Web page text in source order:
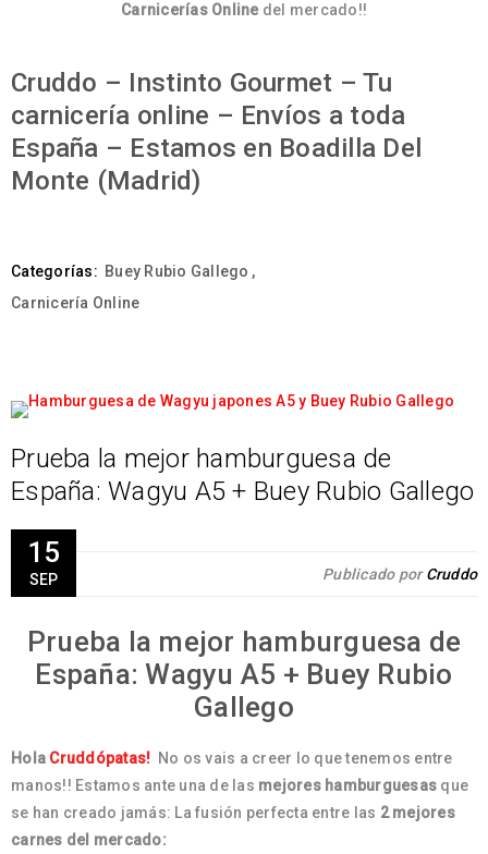
Carnicerías Onlinedel mercado!!
Cruddo – Instinto Gourmet – Tu
carnicería online – Envíos a toda
España – Estamos en Boadilla Del
Monte (Madrid)
Categorías: Buey Rubio Gallego ,
Carnicería Online
Prueba la mejor hamburguesa de
España: Wagyu A5 + Buey Rubio Gallego
15
SEP Publicado porCruddo
Prueba la mejor hamburguesa de
España: Wagyu A5 + Buey Rubio
Gallego
Hola Cruddópatas! No os vais a creer lo que tenemos entre
manos!! Estamos ante una de las mejores hamburguesas que
se han creado jamás: La fusión perfecta entre las 2 mejores
carnes del mercado: